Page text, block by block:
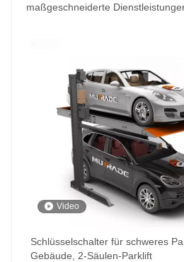
maßgeschneiderte
Video
Schlüsselschalter für schweres
Gebäude, 2-Säulen-Parklift